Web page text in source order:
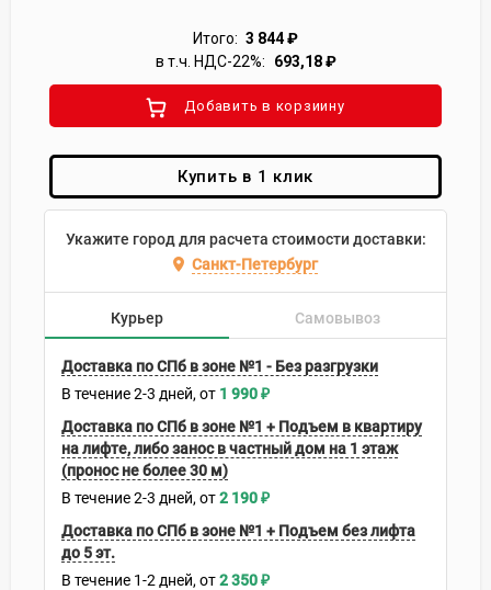
Итого: 3 844₽
в т.ч. НДС-22%:
693,18₽
Добавить в корзиину
Купить в 1 клик
Укажите город для расчета стоимости доставки:
Санкт-Петербург
Курьер Самовывоз
Доставка по СПб в зоне №1 - Без разгрузки
В течение2-3 дней 1 990₽
Доставка по СПб в зоне №1 + Подъем в квартиру
на лифте, либо занос в частный дом на 1 этаж
(пронос не более 30 м)
В течение2-3 дней 2 190₽
Доставка по СПб в зоне №1 + Подъем без лифта
до 5 эт.
В течение 1-2 дней 2 350₽